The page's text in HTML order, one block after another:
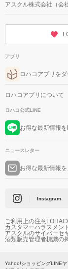
アスクル株式会社（会
アプリ
ロハコアプリを
ロハコアプリについて
ロハコ公式LINE
お得な最新情報
ニュースレター
お得な最新情報
Instagram
ご利用上の注意
カスタマーハラスメン
アスクルのサイバーセ
酒類販売管理者標識の
Yahoo!ショッピングLINEヤ